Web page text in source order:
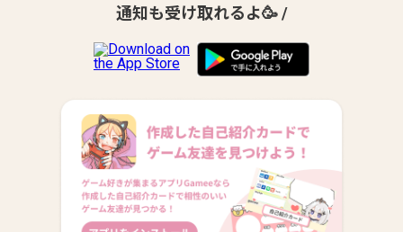
通知も受け取れるよ🥳 /